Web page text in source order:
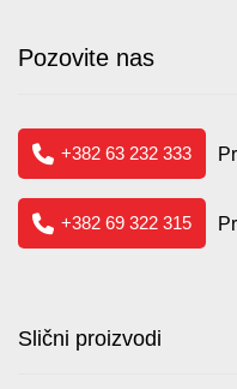
Pozovite nas
+382 63 232 333
+382 69 322 315
Slični proizvodi